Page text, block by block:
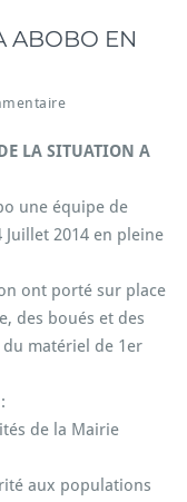
ABOBO EN
LA SITUATION A
une équipe de
2014 en pleine
ont porté sur place
des boués et des
matériel de 1er
de la Mairie
aux populations